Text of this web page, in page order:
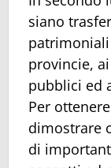
siano
provincie,
pubblici ed
Per
dimostrare
di